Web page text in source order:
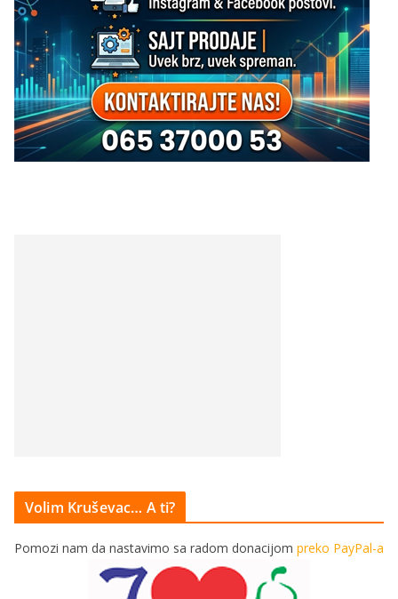
Volim Kruševac… A ti?
Pomozi nam da nastavimo sa radom donacijom preko PayPal-a